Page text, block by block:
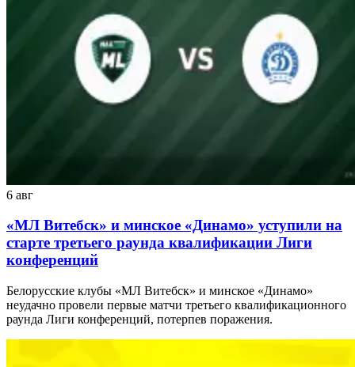
6 авг
«МЛ Витебск» и минское «Динамо» уступили на
старте третьего раунда квалификации Лиги
конференций
Белорусские клубы «МЛ Витебск» и минское «Динамо»
неудачно провели первые матчи третьего квалификационного
раунда Лиги конференций, потерпев поражения.